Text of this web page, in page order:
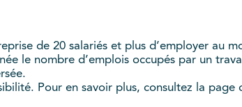
de 20 salariés et plus d’employer au
le nombre d’emplois occupés par un
Pour en savoir plus, consultez la page